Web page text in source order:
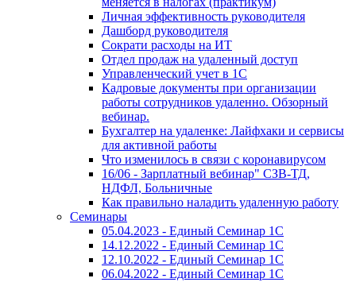
Личная эффективность руководителя
Дашборд руководителя
Сократи расходы на ИТ
Отдел продаж на удаленный доступ
Управленческий учет в 1С
Кадровые документы при организации
работы сотрудников удаленно. Обзорный
вебинар.
Бухгалтер на удаленке: Лайфхаки и сервисы
для активной работы
Что изменилось в связи с коронавирусом
16/06 - Зарплатный вебинар" СЗВ-ТД,
НДФЛ, Больничные
Как правильно наладить удаленную работу
Семинары
05.04.2023 - Единый Семинар 1С
14.12.2022 - Единый Семинар 1С
12.10.2022 - Единый Семинар 1С
06.04.2022 - Единый Семинар 1С